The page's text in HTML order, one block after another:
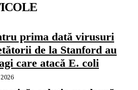
prima dată virusuri
de la Stanford au
care atacă E. coli